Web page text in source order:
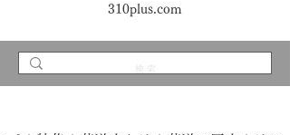
310plus.com